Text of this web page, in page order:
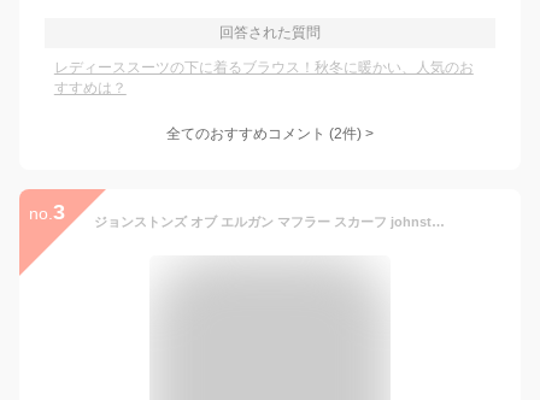
回答された質問
レディーススーツの下に着るブラウス！秋冬に暖かい、人気のお
すすめは？
全てのおすすめコメント (2件) >
no. 3 ジョンストンズ オブ エルガン マフラー スカーフ johnstons of elgin CASHMERE SCARF PLAIN 62x25in WA52 Blue Natural Mink Navy Khaki Green Red メンズ レディース ユニセックス 男性 女性 カシミア100％【ラッピングOK/プレゼントに!!】